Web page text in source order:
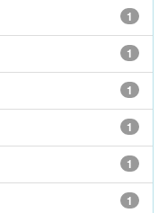
1
1
1
1
1
1